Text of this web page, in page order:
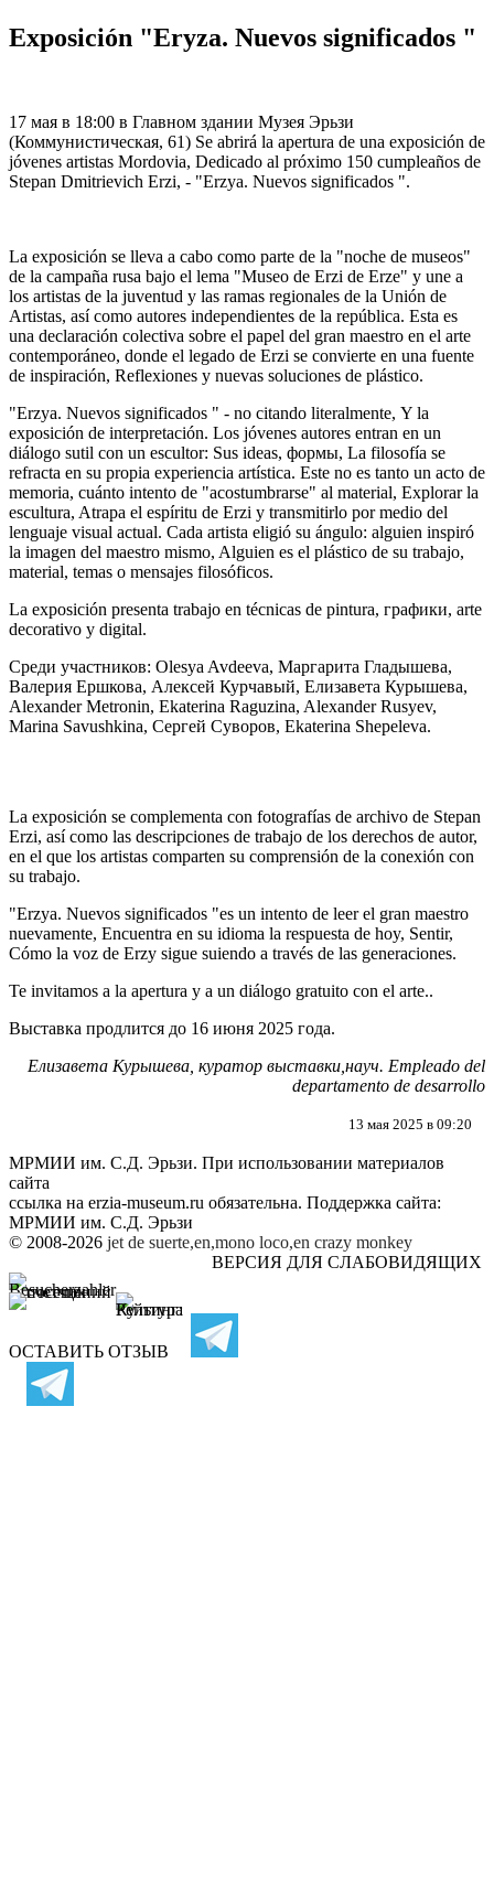
Exposición "Eryza. Nuevos significados "
17 мая в 18:00 в Главном здании Музея Эрьзи
(Коммунистическая, 61) Se abrirá la apertura de una exposición de
jóvenes artistas Mordovia, Dedicado al próximo 150 cumpleaños de
Stepan Dmitrievich Erzi, - "Erzya. Nuevos significados ".
La exposición se lleva a cabo como parte de la "noche de museos"
de la campaña rusa bajo el lema "Museo de Erzi de Erze" y une a
los artistas de la juventud y las ramas regionales de la Unión de
Artistas, así como autores independientes de la república. Esta es
una declaración colectiva sobre el papel del gran maestro en el arte
contemporáneo, donde el legado de Erzi se convierte en una fuente
de inspiración, Reflexiones y nuevas soluciones de plástico.
"Erzya. Nuevos significados " - no citando literalmente, Y la
exposición de interpretación. Los jóvenes autores entran en un
diálogo sutil con un escultor: Sus ideas, формы, La filosofía se
refracta en su propia experiencia artística. Este no es tanto un acto de
memoria, cuánto intento de "acostumbrarse" al material, Explorar la
escultura, Atrapa el espíritu de Erzi y transmitirlo por medio del
lenguaje visual actual. Cada artista eligió su ángulo: alguien inspiró
la imagen del maestro mismo, Alguien es el plástico de su trabajo,
material, temas o mensajes filosóficos.
La exposición presenta trabajo en técnicas de pintura, графики, arte
decorativo y digital.
Среди участников: Olesya Avdeeva, Маргарита Гладышева,
Валерия Ершкова, Алексей Курчавый, Елизавета Курышева,
Alexander Metronin, Ekaterina Raguzina, Alexander Rusyev,
Marina Savushkina, Сергей Суворов, Ekaterina Shepeleva.
La exposición se complementa con fotografías de archivo de Stepan
Erzi, así como las descripciones de trabajo de los derechos de autor,
en el que los artistas comparten su comprensión de la conexión con
su trabajo.
"Erzya. Nuevos significados "es un intento de leer el gran maestro
nuevamente, Encuentra en su idioma la respuesta de hoy, Sentir,
Cómo la voz de Erzy sigue suiendo a través de las generaciones.
Te invitamos a la apertura y a un diálogo gratuito con el arte..
Выставка продлится до 16 июня 2025 года.
Елизавета Курышева, куратор выставки, науч. Empleado del
departamento de desarrollo
13 мая 2025 в 09:20
МРМИИ им. С.Д. Эрьзи. При использовании материалов
сайта
ссылка на erzia-museum.ru обязательна. Поддержка сайта:
МРМИИ им. С.Д. Эрьзи
© 2008-2026 jet de suerte,en,mono loco,en crazy monkey
ВЕРСИЯ ДЛЯ СЛАБОВИДЯЩИХ
ОСТАВИТЬ ОТЗЫВ